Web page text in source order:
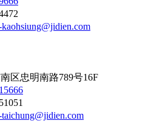
区忠明南路789号16F